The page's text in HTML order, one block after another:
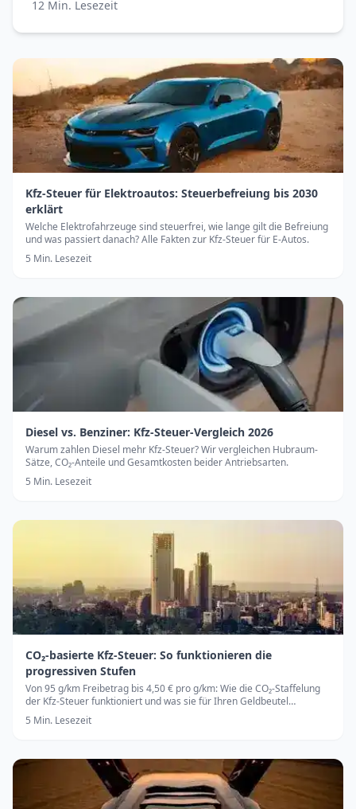
12 Min. Lesezeit
Kfz-Steuer für Elektroautos: Steuerbefreiung bis 2030
erklärt
Welche Elektrofahrzeuge sind steuerfrei, wie lange gilt die Befreiung
und was passiert danach? Alle Fakten zur Kfz-Steuer für E-Autos.
5 Min. Lesezeit
Diesel vs. Benziner: Kfz-Steuer-Vergleich 2026
Warum zahlen Diesel mehr Kfz-Steuer? Wir vergleichen Hubraum-
Sätze, CO₂-Anteile und Gesamtkosten beider Antriebsarten.
5 Min. Lesezeit
CO₂-basierte Kfz-Steuer: So funktionieren die
progressiven Stufen
Von 95 g/km Freibetrag bis 4,50 € pro g/km: Wie die CO₂-Staffelung
der Kfz-Steuer funktioniert und was sie für Ihren Geldbeutel
bedeutet.
5 Min. Lesezeit